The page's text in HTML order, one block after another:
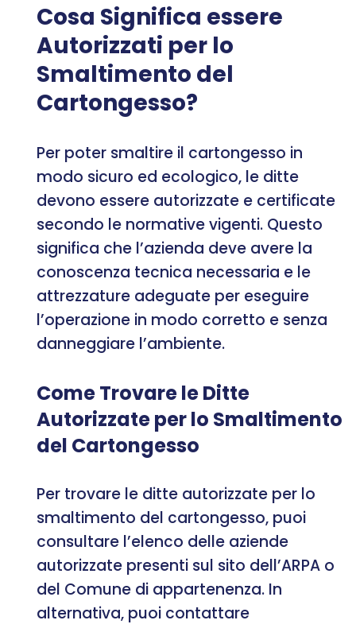
Cosa Significa essere
Autorizzati per lo
Smaltimento del
Cartongesso?
Per poter smaltire il cartongesso in
modo sicuro ed ecologico, le ditte
devono essere autorizzate e certificate
secondo le normative vigenti. Questo
significa che l’azienda deve avere la
conoscenza tecnica necessaria e le
attrezzature adeguate per eseguire
l’operazione in modo corretto e senza
danneggiare l’ambiente.
Come Trovare le Ditte
Autorizzate per lo Smaltimento
del Cartongesso
Per trovare le ditte autorizzate per lo
smaltimento del cartongesso, puoi
consultare l’elenco delle aziende
autorizzate presenti sul sito dell’ARPA o
del Comune di appartenenza. In
alternativa, puoi contattare